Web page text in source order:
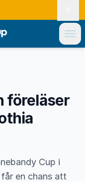
föreläser
Cup i
en chans att